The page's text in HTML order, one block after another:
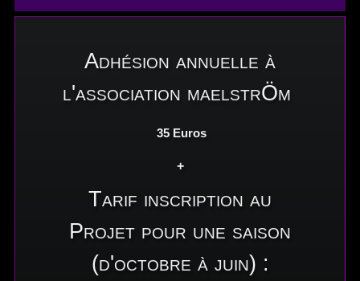
Adhésion annuelle à
l'association maelstrÖm
35 Euros
+
Tarif inscription au
Projet pour une saison
(d'octobre à juin) :